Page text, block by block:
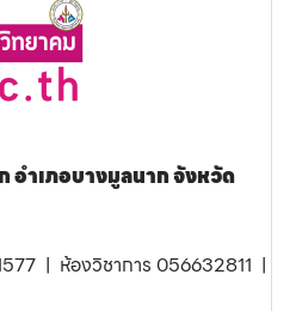
อำเภอบางมูลนาก จังหวัด
| ห้องวิชาการ 056632811 |